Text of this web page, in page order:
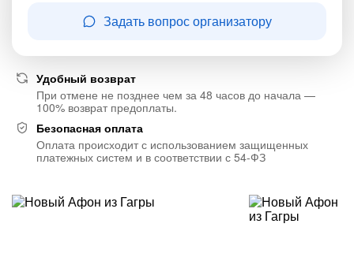
Задать вопрос организатору
Удобный возврат
При отмене не позднее чем за 48 часов до начала —
100% возврат предоплаты.
Безопасная оплата
Оплата происходит с использованием защищенных
платежных систем и в соответствии с 54-ФЗ